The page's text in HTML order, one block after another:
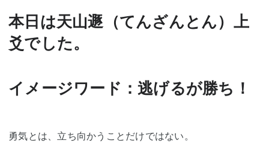
本日は天山遯（てんざんとん）上
爻でした。
イメージワード：逃げるが勝ち！
勇気とは、立ち向かうことだけではない。